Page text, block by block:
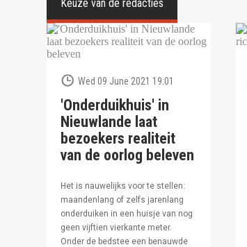
Wed 09 June 2021 19:01
'Onderduikhuis' in
Nieuwlande laat
bezoekers realiteit
van de oorlog beleven
Het is nauwelijks voor te stellen:
maandenlang of zelfs jarenlang
onderduiken in een huisje van nog
geen vijftien vierkante meter.
Onder de bedstee een benauwde